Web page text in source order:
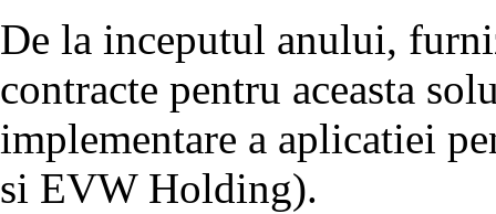
De la inceputul anului,
contracte pentru aceasta
implementare a aplicatiei
si EVW Holding).